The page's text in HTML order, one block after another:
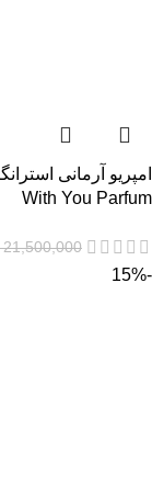
With You Parfum
21,500,000
-15%